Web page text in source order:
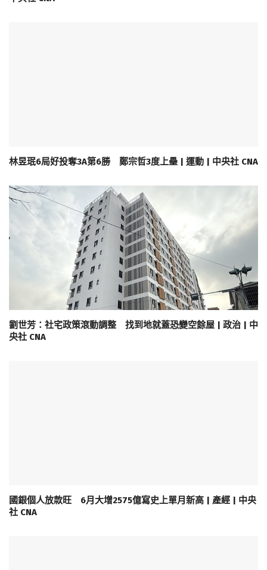
林昱珉6局好投奪3A第6勝 鄭宗哲3度上壘 | 運動 | 中央社 CNA
劉世芳：社宅政策滾動調整 找到地就蓋恐變空餘屋 | 政治 | 中
央社 CNA
國銀個人放款旺 6月大增2575億寫史上單月新高 | 產經 | 中央
社 CNA